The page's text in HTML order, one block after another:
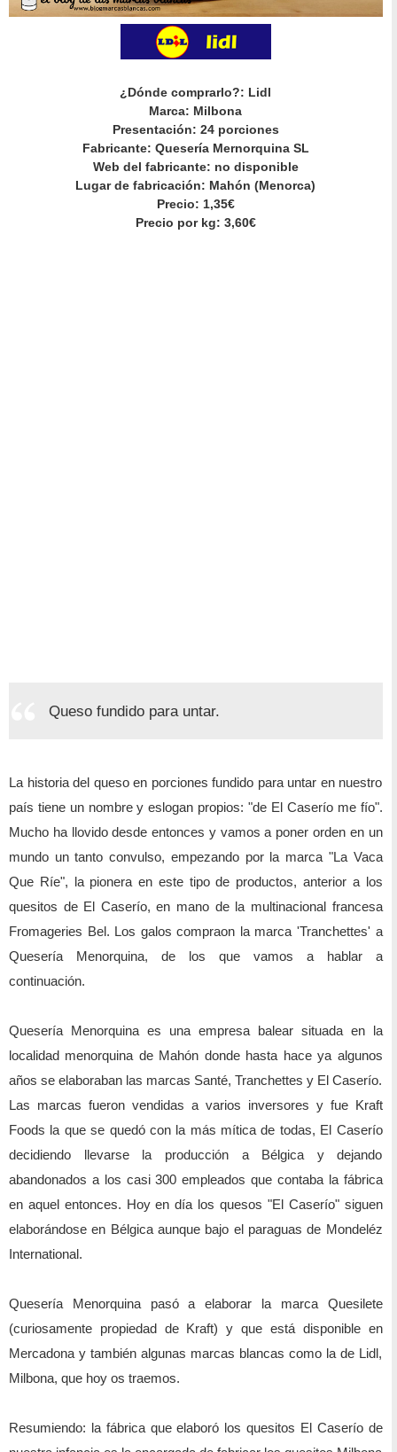
¿Dónde comprarlo?: Lidl
Marca: Milbona
Presentación: 24 porciones
Fabricante: Quesería Mernorquina SL
Web del fabricante: no disponible
Lugar de fabricación: Mahón (Menorca)
Precio: 1,35€
Precio por kg: 3,60€
Queso fundido para untar.
La historia del queso en porciones fundido para untar en nuestro
país tiene un nombre y eslogan propios: "de El Caserío me fío".
Mucho ha llovido desde entonces y vamos a poner orden en un
mundo un tanto convulso, empezando por la marca "La Vaca
Que Ríe", la pionera en este tipo de productos, anterior a los
quesitos de El Caserío, en mano de la multinacional francesa
Fromageries Bel. Los galos compraon la marca 'Tranchettes' a
Quesería Menorquina, de los que vamos a hablar a
continuación.
Quesería Menorquina es una empresa balear situada en la
localidad menorquina de Mahón donde hasta hace ya algunos
años se elaboraban las marcas Santé, Tranchettes y El Caserío.
Las marcas fueron vendidas a varios inversores y fue Kraft
Foods la que se quedó con la más mítica de todas, El Caserío
decidiendo llevarse la producción a Bélgica y dejando
abandonados a los casi 300 empleados que contaba la fábrica
en aquel entonces. Hoy en día los quesos "El Caserío" siguen
elaborándose en Bélgica aunque bajo el paraguas de Mondeléz
International.
Quesería Menorquina pasó a elaborar la marca Quesilete
(curiosamente propiedad de Kraft) y que está disponible en
Mercadona y también algunas marcas blancas como la de Lidl,
Milbona, que hoy os traemos.
Resumiendo: la fábrica que elaboró los quesitos El Caserío de